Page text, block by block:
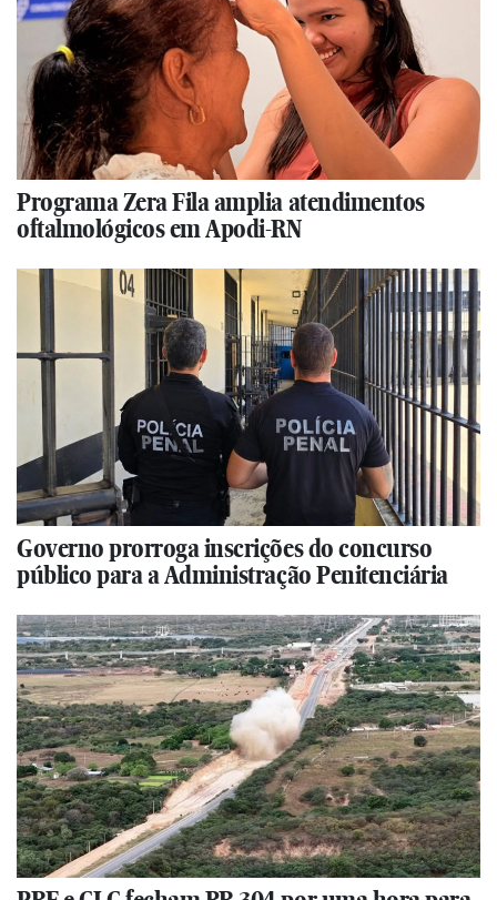
Programa Zera Fila amplia atendimentos
oftalmológicos em Apodi-RN
Governo prorroga inscrições do concurso
público para a Administração Penitenciária